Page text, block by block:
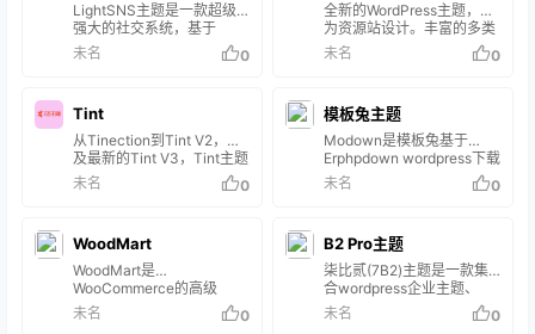
LightSNS主题是一款超级
强大的社交系统，基于
wordpress开发，安全稳
定。包含多板块论坛、问
&轻论坛程序。 LightSNS主
题怎么样？ LightSNS主题
主打轻社交，每一个细节都
有着社交属性，可以说是目
前最好用的论坛社区主题
多，该主题买了肯定升值，
喜欢该主题的可以前往官网
购买
未名 0
全新的WordPress主题，专
为资源站设计。丰富的多类
型资源管理、强大的资源自
定义属性与筛选器，标配用
文章类型，专用于资源的说
明展示以及资源附件的下载
商品文章类型，包括付费商
品/积分兑换商品，专用于区
别于资源类型的内容的定价
用于日志类型的内容的展
示，支持嵌入商品/资源 会
员系统，会员权益支持资
源…
未名 0
Tint
从Tinection到Tint V2，以
及最新的Tint V3，Tint主题
仍然换发活力，不论是个人
博客、还是内容分享、分发
Tint V3是基于Tint主题的完
全重构版本，在继承主要功
能的基础上，采用了更新的
前后端分离架构，对前端部
分使用React进行了完全重
未名 0
模板兔主题
Modown是模板兔基于
Erphpdown wordpress下载
插件开发的一款付费下载资
源、付费下载源码、收费附
款针对收费付费下载资源/付
费查看内容/付费阅读/付费
视频/VIP会员免费下载查看/
虚拟资源售卖的WordPress
主题，一款为erphpdown而
未名 0
WoodMart
WoodMart是
WooCommerce的高级
WordPress主题。它具有现
代，简洁的设计，将使您的
未名 0
B2 Pro主题
柒比贰(7B2)主题是一款集
合wordpress企业主题、
wordpress微信主题的
wordpress多功能高级付费
未名 0